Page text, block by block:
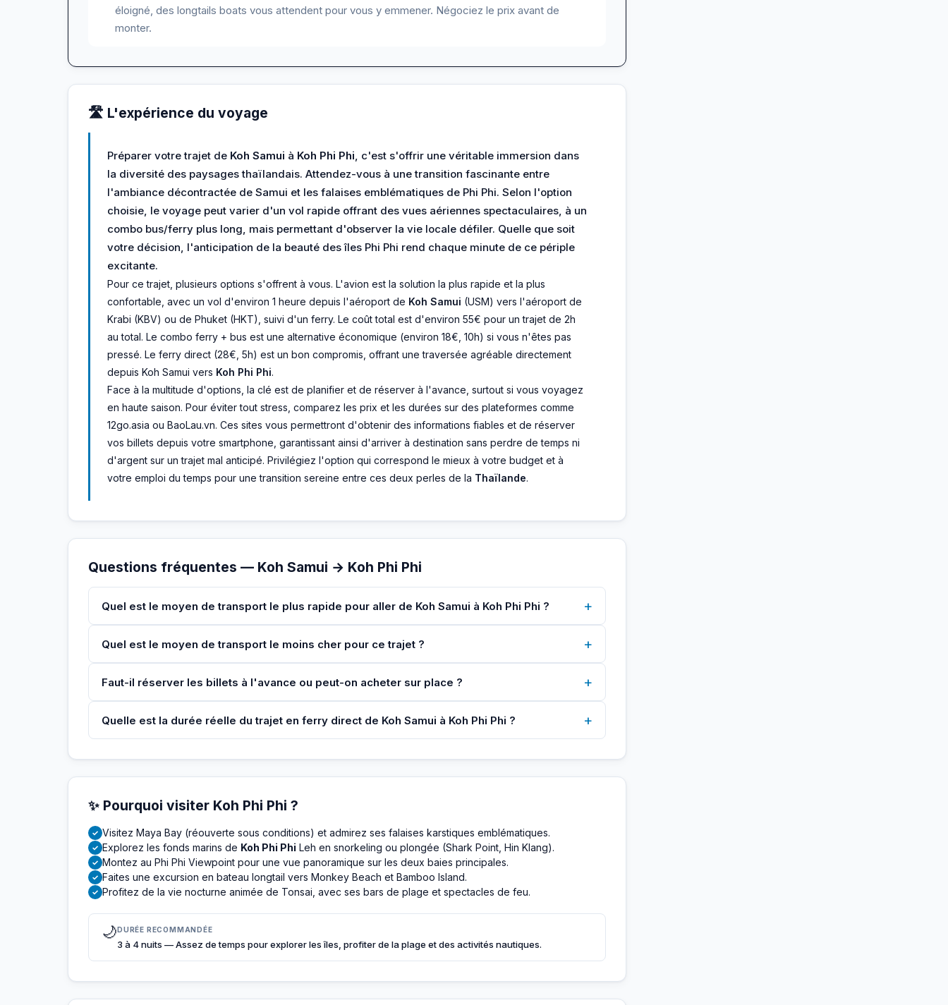
éloigné, des longtails boats vous attendent pour vous y emmener. Négociez le prix avant de
monter.
🛣️ L'expérience du voyage
Préparer votre trajet de Koh Samui à Koh Phi Phi, c'est s'offrir une véritable immersion dans
la diversité des paysages thaïlandais. Attendez-vous à une transition fascinante entre
l'ambiance décontractée de Samui et les falaises emblématiques de Phi Phi. Selon l'option
choisie, le voyage peut varier d'un vol rapide offrant des vues aériennes spectaculaires, à un
combo bus/ferry plus long, mais permettant d'observer la vie locale défiler. Quelle que soit
votre décision, l'anticipation de la beauté des îles Phi Phi rend chaque minute de ce périple
excitante.
Pour ce trajet, plusieurs options s'offrent à vous. L'avion est la solution la plus rapide et la plus
confortable, avec un vol d'environ 1 heure depuis l'aéroport de Koh Samui (USM) vers l'aéroport de
Krabi (KBV) ou de Phuket (HKT), suivi d'un ferry. Le coût total est d'environ 55€ pour un trajet de 2h
au total. Le combo ferry + bus est une alternative économique (environ 18€, 10h) si vous n'êtes pas
pressé. Le ferry direct (28€, 5h) est un bon compromis, offrant une traversée agréable directement
depuis Koh Samui vers Koh Phi Phi.
Face à la multitude d'options, la clé est de planifier et de réserver à l'avance, surtout si vous voyagez
en haute saison. Pour éviter tout stress, comparez les prix et les durées sur des plateformes comme
12go.asia ou BaoLau.vn. Ces sites vous permettront d'obtenir des informations fiables et de réserver
vos billets depuis votre smartphone, garantissant ainsi d'arriver à destination sans perdre de temps ni
d'argent sur un trajet mal anticipé. Privilégiez l'option qui correspond le mieux à votre budget et à
votre emploi du temps pour une transition sereine entre ces deux perles de la Thaïlande.
Questions fréquentes — Koh Samui → Koh Phi Phi
Quel est le moyen de transport le plus rapide pour aller de Koh Samui à Koh Phi Phi ? +
Quel est le moyen de transport le moins cher pour ce trajet ? +
Faut-il réserver les billets à l'avance ou peut-on acheter sur place ? +
Quelle est la durée réelle du trajet en ferry direct de Koh Samui à Koh Phi Phi ? +
✨ Pourquoi visiter Koh Phi Phi ?
✓ Visitez Maya Bay (réouverte sous conditions) et admirez ses falaises karstiques emblématiques.
✓ Explorez les fonds marins de Koh Phi Phi Leh en snorkeling ou plongée (Shark Point, Hin Klang).
✓ Montez au Phi Phi Viewpoint pour une vue panoramique sur les deux baies principales.
✓ Faites une excursion en bateau longtail vers Monkey Beach et Bamboo Island.
✓ Profitez de la vie nocturne animée de Tonsai, avec ses bars de plage et spectacles de feu.
🌙DURÉE RECOMMANDÉE
3 à 4 nuits — Assez de temps pour explorer les îles, profiter de la plage et des activités nautiques.